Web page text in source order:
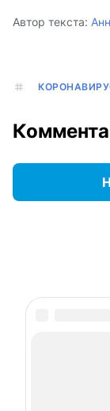
Автор текста: